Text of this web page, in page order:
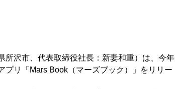
所沢市、代表取締役社長：新妻和重）は、今年
リ「Mars Book（マーズブック）」をリリー